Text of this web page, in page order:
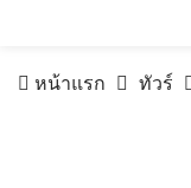
หน้าแรก ทัวร์